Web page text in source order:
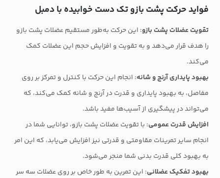
فواید حرکت پشت بازو تک دست خوابیده با دمبل
تقویت عضلات پشت بازو: این حرکت به‌طور مستقیم عضلات پشت بازو
را هدف قرار می‌دهد و به تقویت و افزایش حجم این عضلات کمک
می‌کند.
بهبود پایداری آرنج و شانه: انجام این حرکت با کنترل و تمرکز بر روی
مفاصل، به بهبود پایداری و قدرت در آرنج و شانه کمک می‌کند، که
می‌تواند در پیشگیری از آسیب‌ها مفید باشد.
افزایش قدرت عمومی: با تقویت عضلات پشت بازو، توانایی شما در
انجام سایر تمرینات مقاومتی و قدرتی نیز افزایش می‌یابد، که این امر
به بهبود کلی قدرت بدنی شما منجر می‌شود.
بهبود تفکیک عضلانی: این تمرین به طور خاص بر روی عضلات سه سر